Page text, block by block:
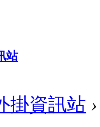
掛資訊站 ›